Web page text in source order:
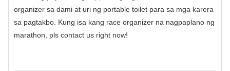
organizer sa dami at uri ng portable toilet para sa mga karera
sa pagtakbo. Kung isa kang race organizer na nagpaplano ng
marathon, pls contact us right now!